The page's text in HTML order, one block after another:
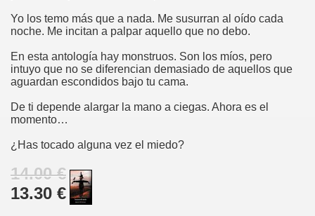
Yo los temo más que a nada. Me susurran al oído cada
noche. Me incitan a palpar aquello que no debo.
En esta antología hay monstruos. Son los míos, pero
intuyo que no se diferencian demasiado de aquellos que
aguardan escondidos bajo tu cama.
De ti depende alargar la mano a ciegas. Ahora es el
momento…
¿Has tocado alguna vez el miedo?
14.00 €
13.30 €